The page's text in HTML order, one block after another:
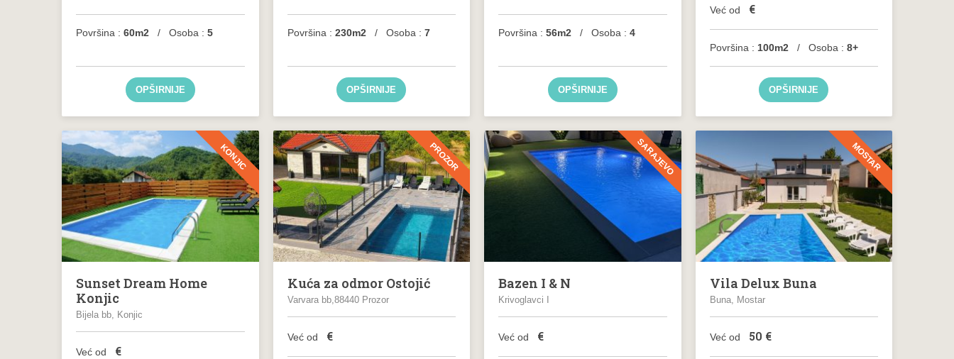
Površina : 60m2 / Osoba : 5
OPŠIRNIJE
Površina : 230m2/ Osoba : 7
OPŠIRNIJE
Površina : 56m2 / Osoba : 4
OPŠIRNIJE
Već od €
Površina : 100m2 / Osoba : 8+
OPŠIRNIJE
KONJIC
Sunset Dream Home
Konjic
Bijela bb, Konjic
Već od €
PROZOR
Kuća za odmor Ostojić
Varvara bb,88440 Prozor
Već od €
SARAJEVO
Bazen I & N
Krivoglavci I
Već od €
MOSTAR
Vila Delux Buna
Buna, Mostar
Već od 50 €